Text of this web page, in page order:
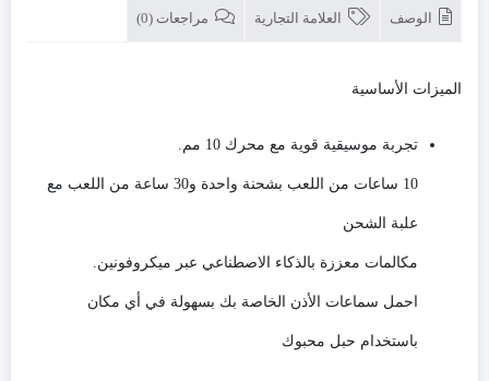
مقاس
جهير
وبلوتوث
تشغيل
ساعة،
الوصف العلامة التجارية مراجعات (0)
الميزات الأساسية
تجربة موسيقية قوية مع محرك 10 مم.
10 ساعات من اللعب بشحنة واحدة و30 ساعة من اللعب مع
علبة الشحن
مكالمات معززة بالذكاء الاصطناعي عبر ميكروفونين.
احمل سماعات الأذن الخاصة بك بسهولة في أي مكان
باستخدام حبل محبوك